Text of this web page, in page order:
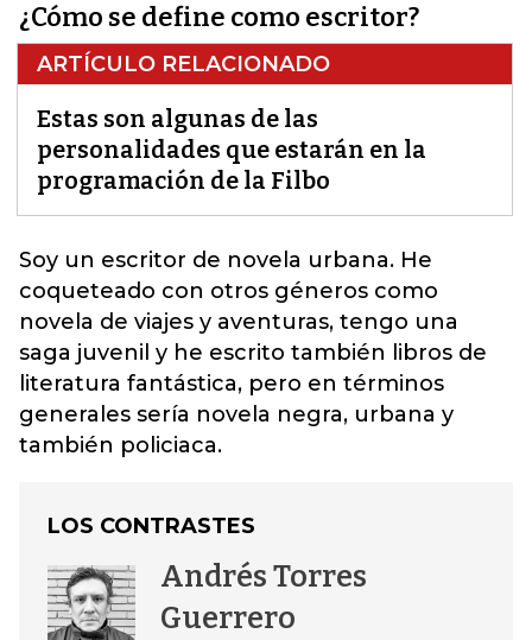
¿Cómo se define como escritor?
ARTÍCULO RELACIONADO
Estas son algunas de las
personalidades que estarán en la
programación de la Filbo
Soy un escritor de novela urbana. He
coqueteado con otros géneros como
novela de viajes y aventuras, tengo una
saga juvenil y he escrito también libros de
literatura fantástica, pero en términos
generales sería novela negra, urbana y
también policiaca.
LOS CONTRASTES
Andrés Torres
Guerrero